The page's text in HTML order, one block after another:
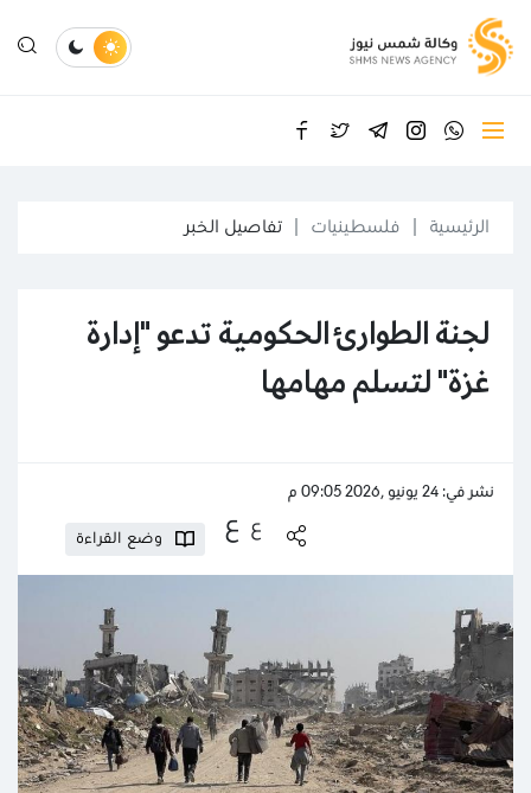
الرئيسية فلسطينيات تفاصيل الخبر
لجنة الطوارئ الحكومية تدعو "إدارة
غزة" لتسلم مهامها
نشر في: 24 يونيو ,2026 09:05 م
ع ع
وضع القراءة